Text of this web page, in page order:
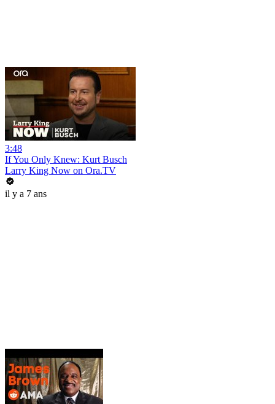
3:48
If You Only Knew: Kurt Busch
Larry King Now on Ora.TV
il y a 7 ans